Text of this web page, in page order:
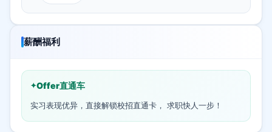
薪酬福利
Offer直通车
实习表现优异，直接解锁校招直通卡， 求职快人一步！